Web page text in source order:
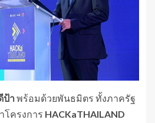
ป้า พร้อมด้วยพันธมิตร ทั้งภาครัฐ
โครงการ HACKaTHAILAND